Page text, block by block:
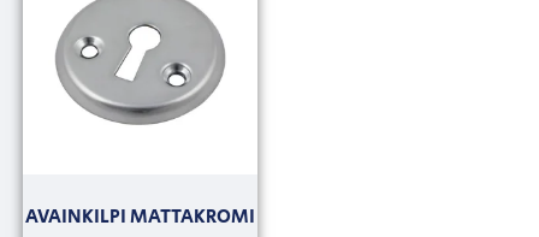
AVAINKILPI MATTAKROMI